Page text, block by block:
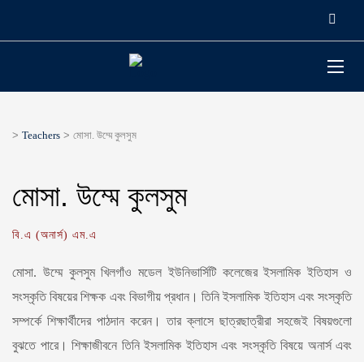
> Teachers > মোসা. উম্মে কুলসুম
মোসা. উম্মে কুলসুম
বি.এ (অনার্স) এম.এ
মোসা. উম্মে কুলসুম খিলগাঁও মডেল ইউনিভার্সিটি কলেজের ইসলামিক ইতিহাস ও
সংস্কৃতি বিষয়ের শিক্ষক এবং বিভাগীয় প্রধান। তিনি ইসলামিক ইতিহাস এবং সংস্কৃতি
সম্পর্কে শিক্ষার্থীদের পাঠদান করেন। তার ক্লাসে ছাত্রছাত্রীরা সহজেই বিষয়গুলো
বুঝতে পারে। শিক্ষাজীবনে তিনি ইসলামিক ইতিহাস এবং সংস্কৃতি বিষয়ে অনার্স এবং